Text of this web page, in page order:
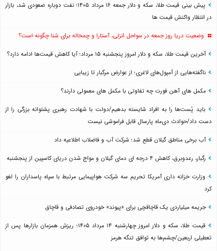
پیش بینی قیمت طلا، سکه و دلار جمعه ۱۶ مرداد ۱۴۰۵؛ نفت دوباره صعودی شد، بازار
در انتظار واکنش قیمت ها
وضعیت دریا روز جمعه در سواحل انزلی، آستارا و چمخاله برای شنا چگونه است؟
آخرین قیمت طلا، سکه و دلار امروز پنجشنبه ۱۵ مرداد؛ آیا کاهش قیمت‌ها ادامه دارد؟
ناگفته‌هایی از آمپول‌های لاغری؛ از عوارض مرگبار تا زیبایی
مکمل های آهن فورت چه تفاوتی با مکمل های معمولی دارند؟
باید پُست‌ها را به افراد شایسته بدهیم/دولت با شهادت رهبری پشتوانه بزرگی را از
دست داد/حوادث دی‌ماه پارسال قابل فراموشی نیست
آب برخی مناطق گیلان قطع شد؛ شرکت آب و فاضلاب اطلاعیه داد
رگبار، رعدوبرق، کاهش ۴ درجه ای دمای گیلان و مواج شدن دریای کاسپین از پنجشنبه
وزارت خزانه داری آمریکا تحریم سه شرکت هواپیمایی مرتبط با سپاه پاسداران را لغو
کرد
جریمه میلیاردی یک قاچاقچی برای «پیوند» خودروی تصادفی و قاچاق
قیمت طلا، سکه و دلار امروز چهارشنبه ۱۴ مرداد ۱۴۰۵؛ ریزش همزمان بازارها پس از
تعطیلی اربعین/چشم‌ها به توافق تنگه هرمز